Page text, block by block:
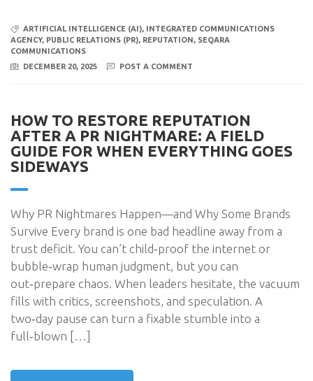
ARTIFICIAL INTELLIGENCE (AI), INTEGRATED COMMUNICATIONS
AGENCY, PUBLIC RELATIONS (PR), REPUTATION, SEQARA
COMMUNICATIONS
DECEMBER 20, 2025
POST A COMMENT
HOW TO RESTORE REPUTATION
AFTER A PR NIGHTMARE: A FIELD
GUIDE FOR WHEN EVERYTHING GOES
SIDEWAYS
Why PR Nightmares Happen—and Why Some Brands
Survive Every brand is one bad headline away from a
trust deficit. You can’t child‑proof the internet or
bubble‑wrap human judgment, but you can
out‑prepare chaos. When leaders hesitate, the vacuum
fills with critics, screenshots, and speculation. A
two‑day pause can turn a fixable stumble into a
full‑blown […]